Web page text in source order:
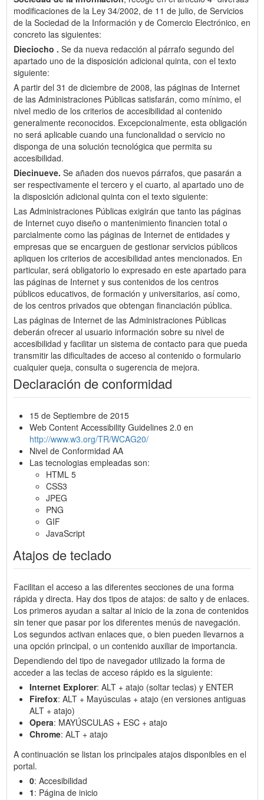
modificaciones de la Ley 34/2002, de 11 de julio, de Servicios
de la Sociedad de la Información y de Comercio Electrónico, en
concreto las siguientes:
Dieciocho . Se da nueva redacción al párrafo segundo del
apartado uno de la disposición adicional quinta, con el texto
siguiente:
A partir del 31 de diciembre de 2008, las páginas de Internet
de las Administraciones Públicas satisfarán, como mínimo, el
nivel medio de los criterios de accesibilidad al contenido
generalmente reconocidos. Excepcionalmente, esta obligación
no será aplicable cuando una funcionalidad o servicio no
disponga de una solución tecnológica que permita su
accesibilidad.
Diecinueve. Se añaden dos nuevos párrafos, que pasarán a
ser respectivamente el tercero y el cuarto, al apartado uno de
la disposición adicional quinta con el texto siguiente:
Las Administraciones Públicas exigirán que tanto las páginas
de Internet cuyo diseño o mantenimiento financien total o
parcialmente como las páginas de Internet de entidades y
empresas que se encarguen de gestionar servicios públicos
apliquen los criterios de accesibilidad antes mencionados. En
particular, será obligatorio lo expresado en este apartado para
las páginas de Internet y sus contenidos de los centros
públicos educativos, de formación y universitarios, así como,
de los centros privados que obtengan financiación pública.
Las páginas de Internet de las Administraciones Públicas
deberán ofrecer al usuario información sobre su nivel de
accesibilidad y facilitar un sistema de contacto para que pueda
transmitir las dificultades de acceso al contenido o formulario
cualquier queja, consulta o sugerencia de mejora.
Declaración de conformidad
15 de Septiembre de 2015
Web Content Accessibility Guidelines 2.0 en
http://www.w3.org/TR/WCAG20/
Nivel de Conformidad AA
Las tecnologias empleadas son:
HTML 5
CSS3
JPEG
PNG
GIF
JavaScript
Atajos de teclado
Facilitan el acceso a las diferentes secciones de una forma
rápida y directa. Hay dos tipos de atajos: de salto y de enlaces.
Los primeros ayudan a saltar al inicio de la zona de contenidos
sin tener que pasar por los diferentes menús de navegación.
Los segundos activan enlaces que, o bien pueden llevarnos a
una opción principal, o un contenido auxiliar de importancia.
Dependiendo del tipo de navegador utilizado la forma de
acceder a las teclas de acceso rápido es la siguiente:
Internet Explorer: ALT + atajo (soltar teclas) y ENTER
Firefox: ALT + Mayúsculas + atajo (en versiones antiguas
ALT + atajo)
Opera: MAYÚSCULAS + ESC + atajo
Chrome: ALT + atajo
A continuación se listan los principales atajos disponibles en el
portal.
0: Accesibilidad
1: Página de inicio